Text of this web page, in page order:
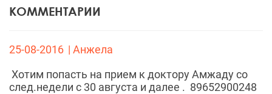
КОММЕНТАРИИ
25-08-2016 | Анжела
Хотим попасть на прием к доктору Амжаду со
след.недели с 30 августа и далее . 89652900248